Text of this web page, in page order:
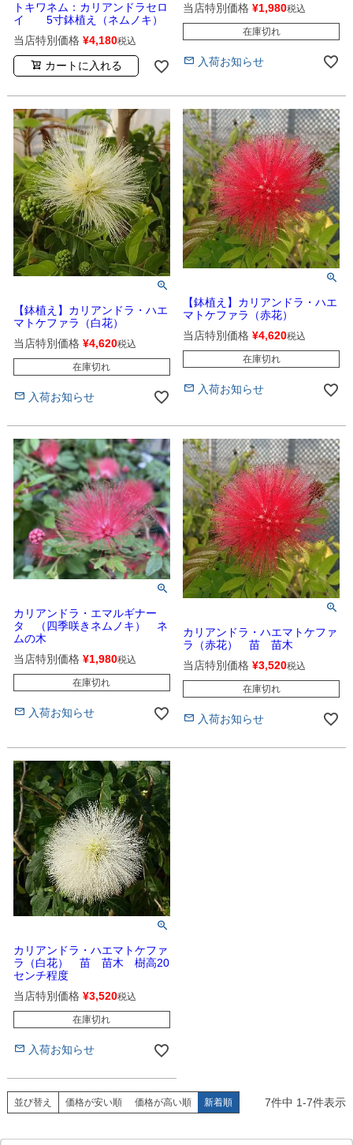
トキワネム：カリアンドラセロ
イ 5寸鉢植え（ネムノキ）
当店特別価格 ¥4,180税込
カートに入れる
当店特別価格 ¥1,980税込
在庫切れ
入荷お知らせ
【鉢植え】カリアンドラ・ハエ
マトケファラ（白花）
当店特別価格 ¥4,620税込
在庫切れ
入荷お知らせ
【鉢植え】カリアンドラ・ハエ
マトケファラ（赤花）
当店特別価格 ¥4,620税込
在庫切れ
入荷お知らせ
カリアンドラ・エマルギナー
タ （四季咲きネムノキ） ネ
ムの木
当店特別価格 ¥1,980税込
在庫切れ
入荷お知らせ
カリアンドラ・ハエマトケファ
ラ（赤花） 苗 苗木
当店特別価格 ¥3,520税込
在庫切れ
入荷お知らせ
カリアンドラ・ハエマトケファ
ラ（白花） 苗 苗木 樹高20
センチ程度
当店特別価格 ¥3,520税込
在庫切れ
入荷お知らせ
並び替え 価格が安い順 価格が高い順 新着順 7件中 1-7件表示